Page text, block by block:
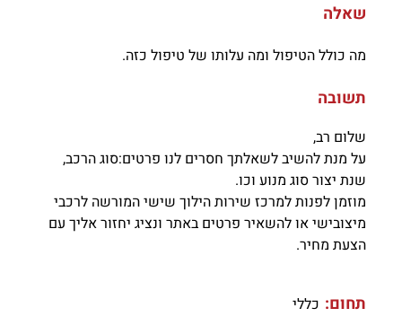
שאלה
מה כולל הטיפול ומה עלותו של טיפול כזה.
תשובה
שלום רב,
על מנת להשיב לשאלתך חסרים לנו פרטים:סוג הרכב,
שנת יצור סוג מנוע וכו.
מוזמן לפנות למרכז שירות הילוך שישי המורשה לרכבי
מיצובישי או להשאיר פרטים באתר ונציג יחזור אליך עם
הצעת מחיר.
תחום: כללי